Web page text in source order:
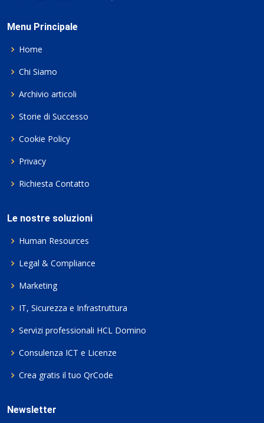
Menu Principale
Home
Chi Siamo
Archivio articoli
Storie di Successo
Cookie Policy
Privacy
Richiesta Contatto
Le nostre soluzioni
Human Resources
Legal & Compliance
Marketing
IT, Sicurezza e Infrastruttura
Servizi professionali HCL Domino
Consulenza ICT e Licenze
Crea gratis il tuo QrCode
Newsletter